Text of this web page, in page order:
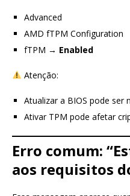
Advanced
AMD fTPM Configuration
fTPM → Enabled
Atenção:
Atualizar a BIOS pode ser
Ativar TPM pode afetar
Erro comum:
aos requisitos